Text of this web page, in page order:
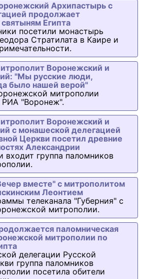
Архипастырь с
продолжает
Египта
посетили монастырь
Стратилата в Каире и
Воронежский и
"Мы русские люди,
было нашей верой"
митрополии
РИА "Воронеж".
Воронежский и
с монашеской делегацией
Церкви посетил древние
Александрии
входит группа паломников
вместе" с митрополитом
Леонтием
телеканала "Губерния" с
митрополии.
паломническая
митрополии по
делегации Русской
группа паломников
посетила обители